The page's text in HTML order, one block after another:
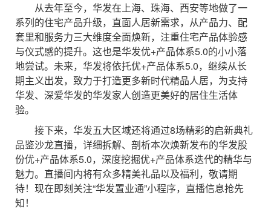
从去年至今，华发在上海、珠海、西安等地做了一
系列的住宅产品升级，直面人居新需求，从产品力、配
套里和服务力三大维度全面焕新，注重住宅产品体验感
与仪式感的提升。这也是华发优+产品体系5.0的小小落
地尝试。未来，华发将依托优+产品体系5.0，继续从长
期主义出发，致力于打造更多新时代精品人居，为支持
华发、深爱华发的华发家人创造更美好的居住生活体
验。
接下来，华发五大区域还将通过8场精彩的启新典礼
品鉴沙龙直播，详细拆解、剖析本次焕新发布的华发股
份优+产品体系5.0，深度挖掘优+产品体系迭代的精华与
魅力。直播间内将有众多精美礼品以及福利，敬请期
待！现在即刻关注“华发置业通”小程序，直播信息抢先
知！